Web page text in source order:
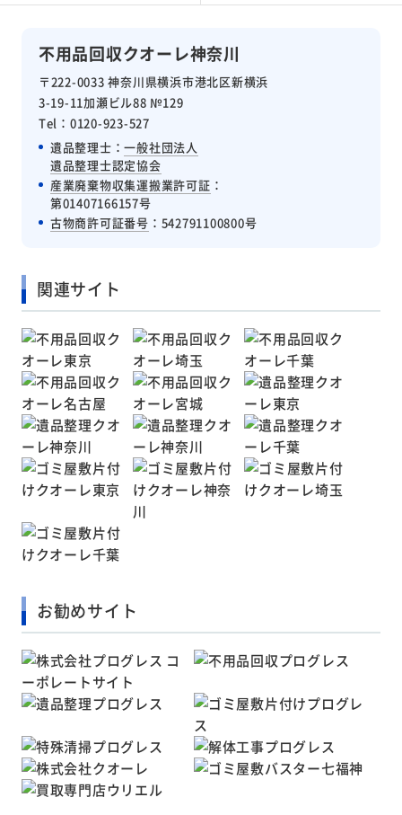
不用品回収クオーレ神奈川
〒222-0033 神奈川県横浜市港北区新横浜
3-19-11加瀬ビル88 №129
Tel：0120-923-527
遺品整理士：一般社団法人
遺品整理士認定協会
産業廃棄物収集運搬業許可証 ：
第01407166157号
古物商許可証番号 ：542791100800号
関連サイト
お勧めサイト